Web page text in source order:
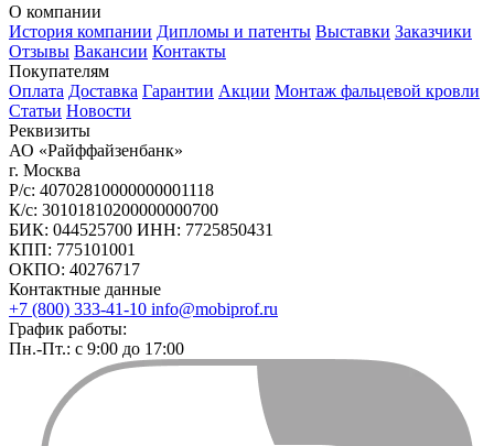
О компании
История компании Дипломы и патенты Выставки Заказчики
Отзывы Вакансии Контакты
Покупателям
Оплата Доставка Гарантии Акции Монтаж фальцевой кровли
Статьи Новости
Реквизиты
АО «Райффайзенбанк»
г. Москва
Р/с: 40702810000000001118
К/с: 30101810200000000700
БИК: 044525700 ИНН: 7725850431
КПП: 775101001
ОКПО: 40276717
Контактные данные
+7 (800) 333-41-10 info@mobiprof.ru
График работы:
Пн.-Пт.: с 9:00 до 17:00